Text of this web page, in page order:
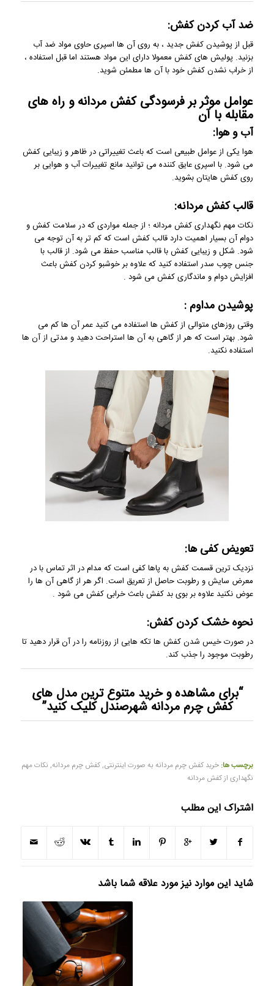
ضد آب کردن کفش:
قبل از پوشیدن کفش جدید ، به روی آن ها اسپری حاوی مواد ضد آب
بزنید. پولیش های کفش معمولا دارای این مواد هستند اما قبل استفاده ،
از خراب نشدن کفش خود با آن ها مطمئن شوید.
عوامل موثر بر فرسودگی کفش مردانه و راه های
مقابله با آن
آب و هوا:
هوا یکی از عوامل طبیعی است که باعث تغییراتی در ظاهر و زیبایی کفش
می شود. با اسپری عایق کننده می توانید مانع تغییرات آب و هوایی بر
روی کفش هایتان بشوید.
قالب کفش مردانه:
نکات مهم نگهداری کفش مردانه ؛ از جمله مواردی که در سلامت کفش و
دوام آن بسیار اهمیت دارد قالب کفش است که کم تر به آن توجه می
شود. شکل و زیبایی کفش با قالب مناسب حفظ می شود. از قالب با
جنس چوب سدر استفاده کنید که علاوه بر خوشبو کردن کفش باعث
افزایش دوام و ماندگاری کفش می شود .
پوشیدن مداوم :
وقتی روزهای متوالی از کفش ها استفاده می کنید عمر آن ها کم می
شود. بهتر است که هر از گاهی به آن ها استراحت دهید و مدتی از آن ها
استفاده نکنید.
تعویض کفی ها:
نزدیک ترین قسمت کفش به پاها کفی است که مدام در اثر تماس با در
معرض سایش و رطوبت حاصل از تعریق است. اگر هر از گاهی آن ها را
عوض نکنید علاوه بر بوی بد کفش باعث خرابی کفش می شود .
نحوه خشک کردن کفش:
در صورت خیس شدن کفش ها تکه هایی از روزنامه را در آن قرار دهید تا
رطوبت موجود را جذب کند.
“برای مشاهده و خرید متنوع ترینمدل های
کفش چرم مردانهشهرصندل کلیک کنید”
برچسب ها: خرید کفش چرم مردانه به صورت اینترنتی,کفش چرم مردانه, نکات مهم
نگهداری از کفش مردانه
اشتراک این مطلب
شاید این موارد نیز مورد علاقه شما باشد